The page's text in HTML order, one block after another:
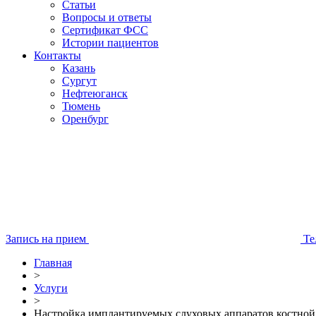
Статьи
Вопросы и ответы
Сертификат ФСС
Истории пациентов
Контакты
Казань
Сургут
Нефтеюганск
Тюмень
Оренбург
Запись на прием
Главная
>
Услуги
>
Настройка имплантируемых слуховых аппаратов